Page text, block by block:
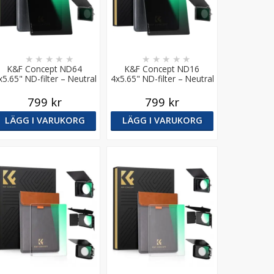
K&F Concept ND64
ND-filter – Neutral
★ ★ ★ ★ ★
799 kr
LÄGG I VARUKORG
K&F Concept ND16
4x5.65" ND-filter – Neutral
★ ★ ★ ★ ★
799 kr
LÄGG I VARUKORG